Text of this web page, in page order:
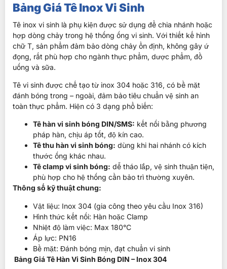
Bảng Giá Tê Inox Vi Sinh
Tê inox vi sinh là phụ kiện được sử dụng để chia nhánh hoặc
hợp dòng chảy trong hệ thống ống vi sinh. Với thiết kế hình
chữ T, sản phẩm đảm bảo dòng chảy ổn định, không gây ứ
đọng, rất phù hợp cho ngành thực phẩm, dược phẩm, đồ
uống và sữa.
Tê vi sinh được chế tạo từ inox 304 hoặc 316, có bề mặt
đánh bóng trong – ngoài, đảm bảo tiêu chuẩn vệ sinh an
toàn thực phẩm. Hiện có 3 dạng phổ biến:
Tê hàn vi sinh bóng DIN/SMS: kết nối bằng phương
pháp hàn, chịu áp tốt, độ kín cao.
Tê thu hàn vi sinh bóng: dùng khi hai nhánh có kích
thước ống khác nhau.
Tê clamp vi sinh bóng: dễ tháo lắp, vệ sinh thuận tiện,
phù hợp cho hệ thống cần bảo trì thường xuyên.
Thông số kỹ thuật chung:
Vật liệu: Inox 304 (gia công theo yêu cầu Inox 316)
Hình thức kết nối: Hàn hoặc Clamp
Nhiệt độ làm việc: Max 180°C
Áp lực: PN16
Bề mặt: Đánh bóng mịn, đạt chuẩn vi sinh
Bảng Giá Tê Hàn Vi Sinh Bóng DIN – Inox 304